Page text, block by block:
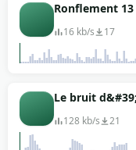
Ronflement 13
16 kb/s 17
Le bruit
128 kb/s 21